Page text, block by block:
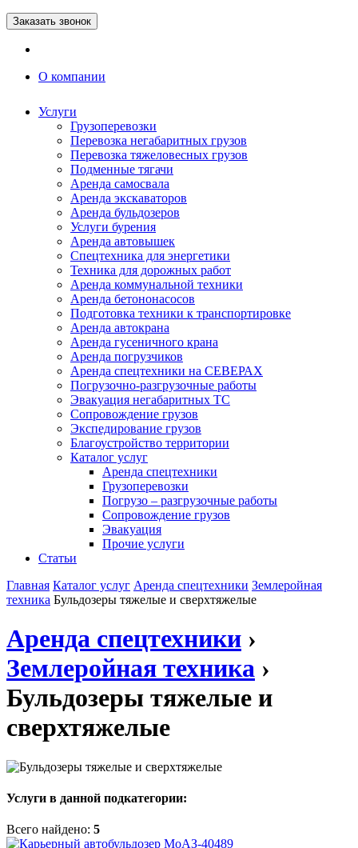
Заказать звонок
О компании
Услуги
Грузоперевозки
Перевозка негабаритных грузов
Перевозка тяжеловесных грузов
Подменные тягачи
Аренда самосвала
Аренда экскаваторов
Аренда бульдозеров
Услуги бурения
Аренда автовышек
Спецтехника для энергетики
Техника для дорожных работ
Аренда коммунальной техники
Аренда бетононасосов
Подготовка техники к транспортировке
Аренда автокрана
Аренда гусеничного крана
Аренда погрузчиков
Аренда спецтехники на СЕВЕРАХ
Погрузочно-разгрузочные работы
Эвакуация негабаритных ТС
Сопровождение грузов
Экспедирование грузов
Благоустройство территории
Каталог услуг
Аренда спецтехники
Грузоперевозки
Погрузо – разгрузочные работы
Сопровождение грузов
Эвакуация
Прочие услуги
Статьи
Главная Каталог услуг Аренда спецтехники Землеройная
техника Бульдозеры тяжелые и сверхтяжелые
Аренда спецтехники ›
Землеройная техника ›
Бульдозеры тяжелые и
сверхтяжелые
Услуги в данной подкатегории:
Всего найдено: 5